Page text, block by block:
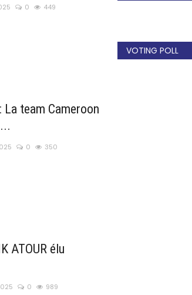
0 449
La team Cameroon
0 350
ATOUR élu
0 989
VOTING POLL